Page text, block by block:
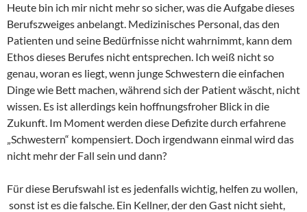
Heute bin ich mir nicht mehr so sicher, was die Aufgabe dieses
Berufszweiges anbelangt. Medizinisches Personal, das den
Patienten und seine Bedürfnisse nicht wahrnimmt, kann dem
Ethos dieses Berufes nicht entsprechen. Ich weiß nicht so
genau, woran es liegt, wenn junge Schwestern die einfachen
Dinge wie Bett machen, während sich der Patient wäscht, nicht
wissen. Es ist allerdings kein hoffnungsfroher Blick in die
Zukunft. Im Moment werden diese Defizite durch erfahrene
„Schwestern“ kompensiert. Doch irgendwann einmal wird das
nicht mehr der Fall sein und dann?
Für diese Berufswahl ist es jedenfalls wichtig, helfen zu wollen,
sonst ist es die falsche. Ein Kellner, der den Gast nicht sieht,